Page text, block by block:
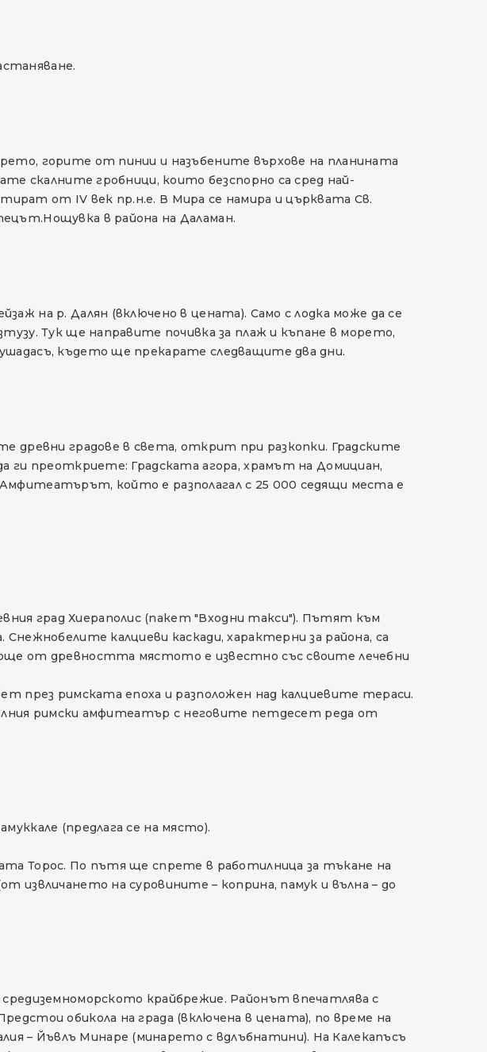
горите от пинии и назъбените върхове на планината
скалните гробници, които безспорно са сред най-
от IV век пр.н.е. В Мира се намира и църквата Св.
в района на Даламан.
на р. Далян (включено в цената). Само с лодка може да се
Тук ще направите почивка за плаж и къпане в морето,
където ще прекарате следващите два дни.
древни градове в света, открит при разкопки. Градските
ги преоткриете: Градската агора, храмът на Домициан,
който е разполагал с 25 000 седящи места е
град Хиераполис (пакет "Входни такси"). Пътят към
калциеви каскади, характерни за района, са
от древността мястото е известно със своите лечебни
през римската епоха и разположен над калциевите тераси.
римски амфитеатър с неговите петдесет реда от
(предлага се на място).
Торос. По пътя ще спрете в работилница за тъкане на
извличането на суровините – коприна, памук и вълна – до
крайбрежие. Районът впечатлява с
обикола на града (включена в цената), по време на
– Йъвлъ Минаре (минарето с вдлъбнатини). На Калекапъсъ